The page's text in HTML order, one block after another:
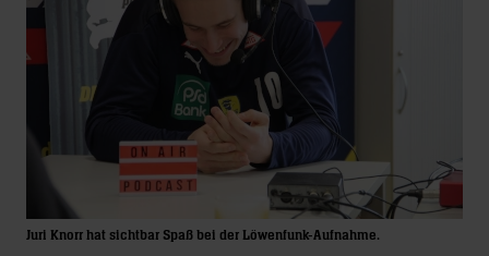
Juri Knorr hat sichtbar Spaß bei der Löwenfunk-Aufnahme.